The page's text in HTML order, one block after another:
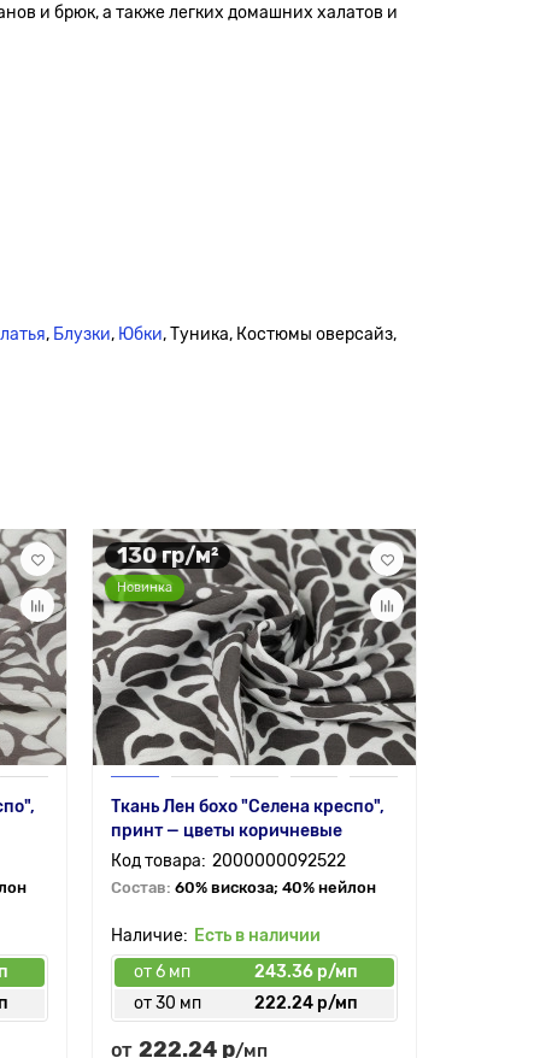
и брюк, а также легких домашних халатов и
, Блузки, Юбки, Туника, Костюмы оверсайз,
130 гр/м²
Новинка
Ткань Лен бохо "Селена креспо",
принт — цветы коричневые
2000000092522
Состав: 60% вискоза; 40% нейлон
Есть в наличии
от 6 мп
243.36 р/мп
от 30 мп
222.24 р/мп
от 222.24 р/мп